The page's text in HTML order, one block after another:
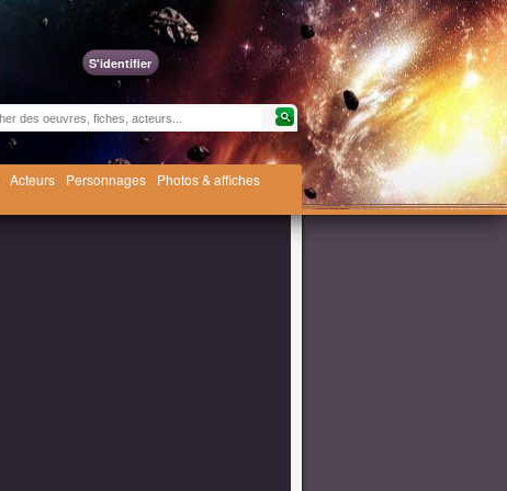
S'identifier
Acteurs Personnages
Photos & affiches